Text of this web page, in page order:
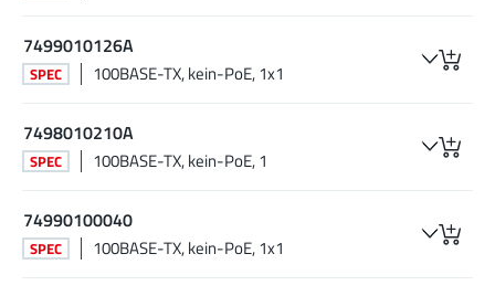
7499010126A
SPEC 100BASE-TX, kein-PoE, 1x1
7498010210A
SPEC 100BASE-TX, kein-PoE, 1
74990100040
SPEC 100BASE-TX, kein-PoE, 1x1